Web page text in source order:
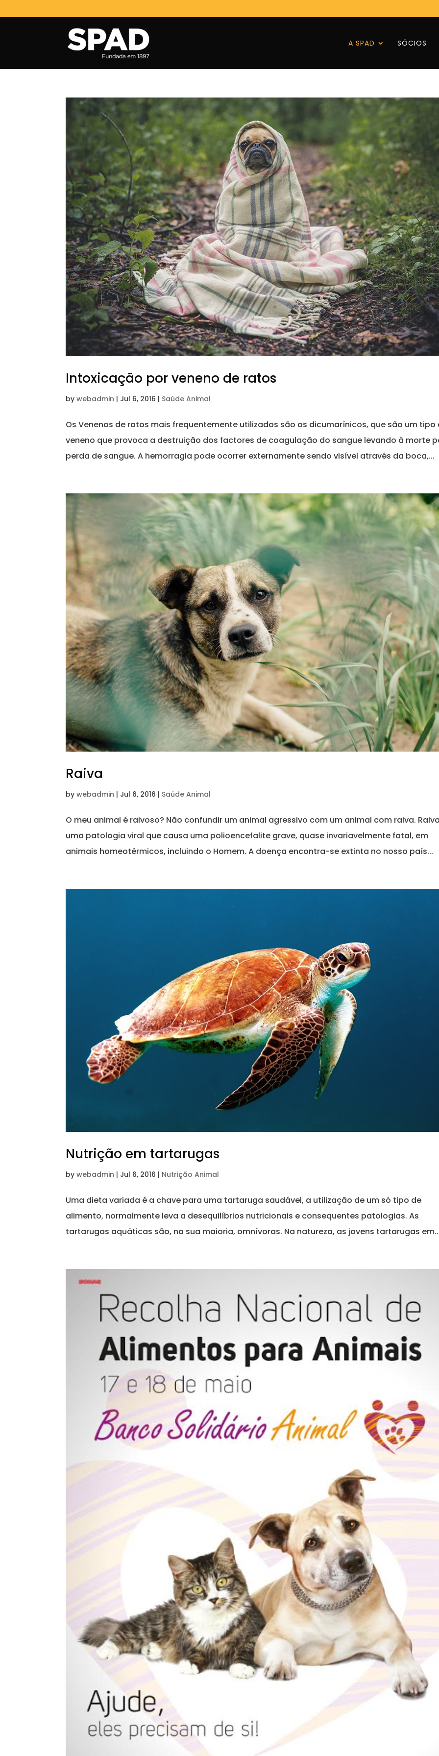
A SPAD SÓCIOS
Intoxicação por veneno de ratos
bywebadmin | Jul 6, 2016 | Saúde Animal
Os Venenos de ratos mais frequentemente utilizados são os dicumarínicos, que são um tipo
veneno que provoca a destruição dos factores de coagulação do sangue levando à morte
perda de sangue. A hemorragia pode ocorrer externamente sendo visível através da boca,...
Raiva
bywebadmin | Jul 6, 2016 | Saúde Animal
O meu animal é raivoso? Não confundir um animal agressivo com um animal com raiva.
uma patologia viral que causa uma polioencefalite grave, quase invariavelmente fatal, em
animais homeotérmicos, incluindo o Homem. A doença encontra-se extinta no nosso país...
Nutrição em tartarugas
bywebadmin | Jul 6, 2016 | Nutrição Animal
Uma dieta variada é a chave para uma tartaruga saudável, a utilização de um só tipo de
alimento, normalmente leva a desequilíbrios nutricionais e consequentes patologias. As
tartarugas aquáticas são, na sua maioria, omnívoras. Na natureza, as jovens tartarugas